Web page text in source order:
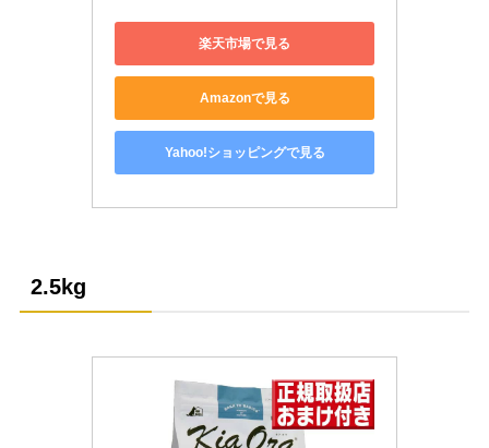
楽天市場で見る
Amazonで見る
Yahoo!ショッピングで見る
2.5kg